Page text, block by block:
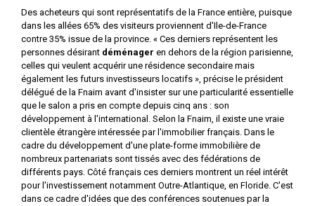
Des acheteurs qui sont représentatifs de la France entière, puisque
dans les allées 65% des visiteurs proviennent d'Ile-de-France
contre 35% issue de la province. « Ces derniers représentent les
personnes désirant déménager en dehors de la région parisienne,
celles qui veulent acquérir une résidence secondaire mais
également les futurs investisseurs locatifs », précise le président
délégué de la Fnaim avant d'insister sur une particularité essentielle
que le salon a pris en compte depuis cinq ans : son
développement à l'international. Selon la Fnaim, il existe une vraie
clientèle étrangère intéressée par l'immobilier français. Dans le
cadre du développement d'une plate-forme immobilière de
nombreux partenariats sont tissés avec des fédérations de
différents pays. Côté français ces derniers montrent un réel intérêt
pour l'investissement notamment Outre-Atlantique, en Floride. C'est
dans ce cadre d'idées que des conférences soutenues par la